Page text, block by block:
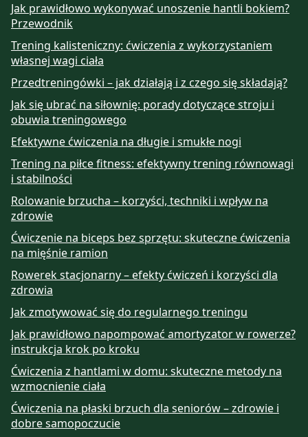
Jak prawidłowo wykonywać unoszenie hantli bokiem?
Przewodnik
Trening kalisteniczny: ćwiczenia z wykorzystaniem
własnej wagi ciała
Przedtreningówki – jak działają i z czego się składają?
Jak się ubrać na siłownię: porady dotyczące stroju i
obuwia treningowego
Efektywne ćwiczenia na długie i smukłe nogi
Trening na piłce fitness: efektywny trening równowagi
i stabilności
Rolowanie brzucha – korzyści, techniki i wpływ na
zdrowie
Ćwiczenie na biceps bez sprzętu: skuteczne ćwiczenia
na mięśnie ramion
Rowerek stacjonarny – efekty ćwiczeń i korzyści dla
zdrowia
Jak zmotywować się do regularnego treningu
Jak prawidłowo napompować amortyzator w rowerze?
instrukcja krok po kroku
Ćwiczenia z hantlami w domu: skuteczne metody na
wzmocnienie ciała
Ćwiczenia na płaski brzuch dla seniorów – zdrowie i
dobre samopoczucie